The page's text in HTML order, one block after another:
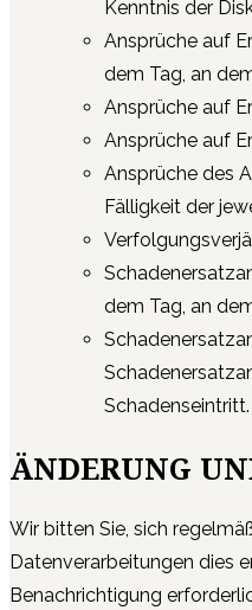
Kenntnis der
Ansprüche auf
dem Tag, an
Ansprüche auf
Ansprüche auf
Ansprüche des
Fälligkeit der
dem Tag, an
Schadenseintritt.
ÄNDERUNG
Wir bitten Sie, sich
Datenverarbeitungen dies
Benachrichtigung